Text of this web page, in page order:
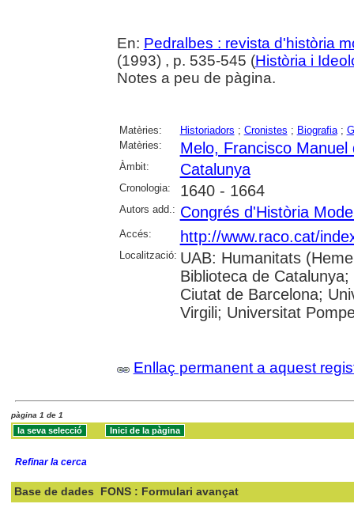
En: Pedralbes : revista d'història
(1993) , p. 535-545 (Història i
Notes a peu de pàgina.
Matèries: Historiadors ; Cronistes ; Biografia;
Matèries:
Melo, Francisco Manuel
Àmbit: Catalunya
Cronologia: 1640 - 1664
Autors add.: Congrés d'Història
Accés: http://www.raco.cat/
Localització: UAB: Humanitats
Biblioteca de
Ciutat de Barcelona;
Virgili; Universitat
Enllaç permanent a aquest
pàgina 1 de 1
Refinar la cerca
Base de dades FONS : Formulari avançat